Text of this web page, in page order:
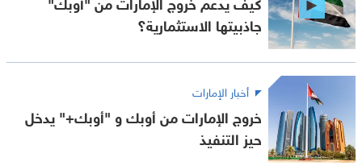
جاذبيتها الاستثمارية؟
أخبار الإمارات
خروج الإمارات من أوبك و "أوبك+" يدخل
حيز التنفيذ